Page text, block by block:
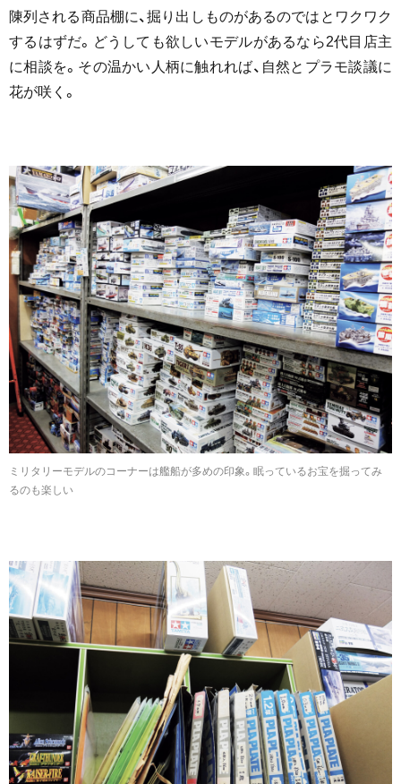
陳列される商品棚に、掘り出しものがあるのではとワクワク
するはずだ。どうしても欲しいモデルがあるなら2代目店主
に相談を。その温かい人柄に触れれば、自然とプラモ談議に
花が咲く。
ミリタリーモデルのコーナーは艦船が多めの印象。眠っているお宝を掘ってみ
るのも楽しい